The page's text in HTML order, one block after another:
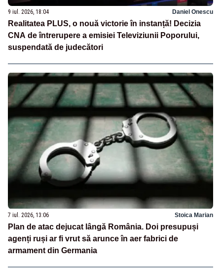
9 iul. 2026, 18:04 Daniel Onescu
Realitatea PLUS, o nouă victorie în instanță! Decizia
CNA de întrerupere a emisiei Televiziunii Poporului,
suspendată de judecători
7 iul. 2026, 13:06 Stoica Marian
Plan de atac dejucat lângă România. Doi presupuși
agenți ruși ar fi vrut să arunce în aer fabrici de
armament din Germania